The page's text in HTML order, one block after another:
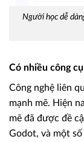
Người học dễ
Có nhiều công
Công nghệ liên
mạnh mẽ. Hiện
mẽ đã được đề
Godot, và một